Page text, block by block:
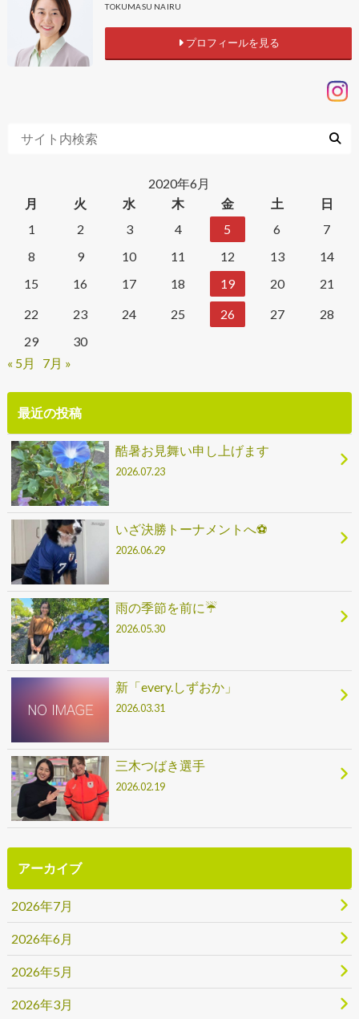
TOKUMASU NAIRU
プロフィールを見る
2020年6月
月
火 水 木 金 土
日
1
2 3 4 5 6
7
8
9 10 11 12 13
14
15
16 17 18 19 20
21
22
23 24 25 26 27
28
29
30
« 5月
7月 »
最近の投稿
酷暑お見舞い申し上げます
2026.07.23
いざ決勝トーナメントへ⚽
2026.06.29
雨の季節を前に☔
2026.05.30
新「every.しずおか」
2026.03.31
三木つばき選手
2026.02.19
アーカイブ
2026年7月
2026年6月
2026年5月
2026年3月